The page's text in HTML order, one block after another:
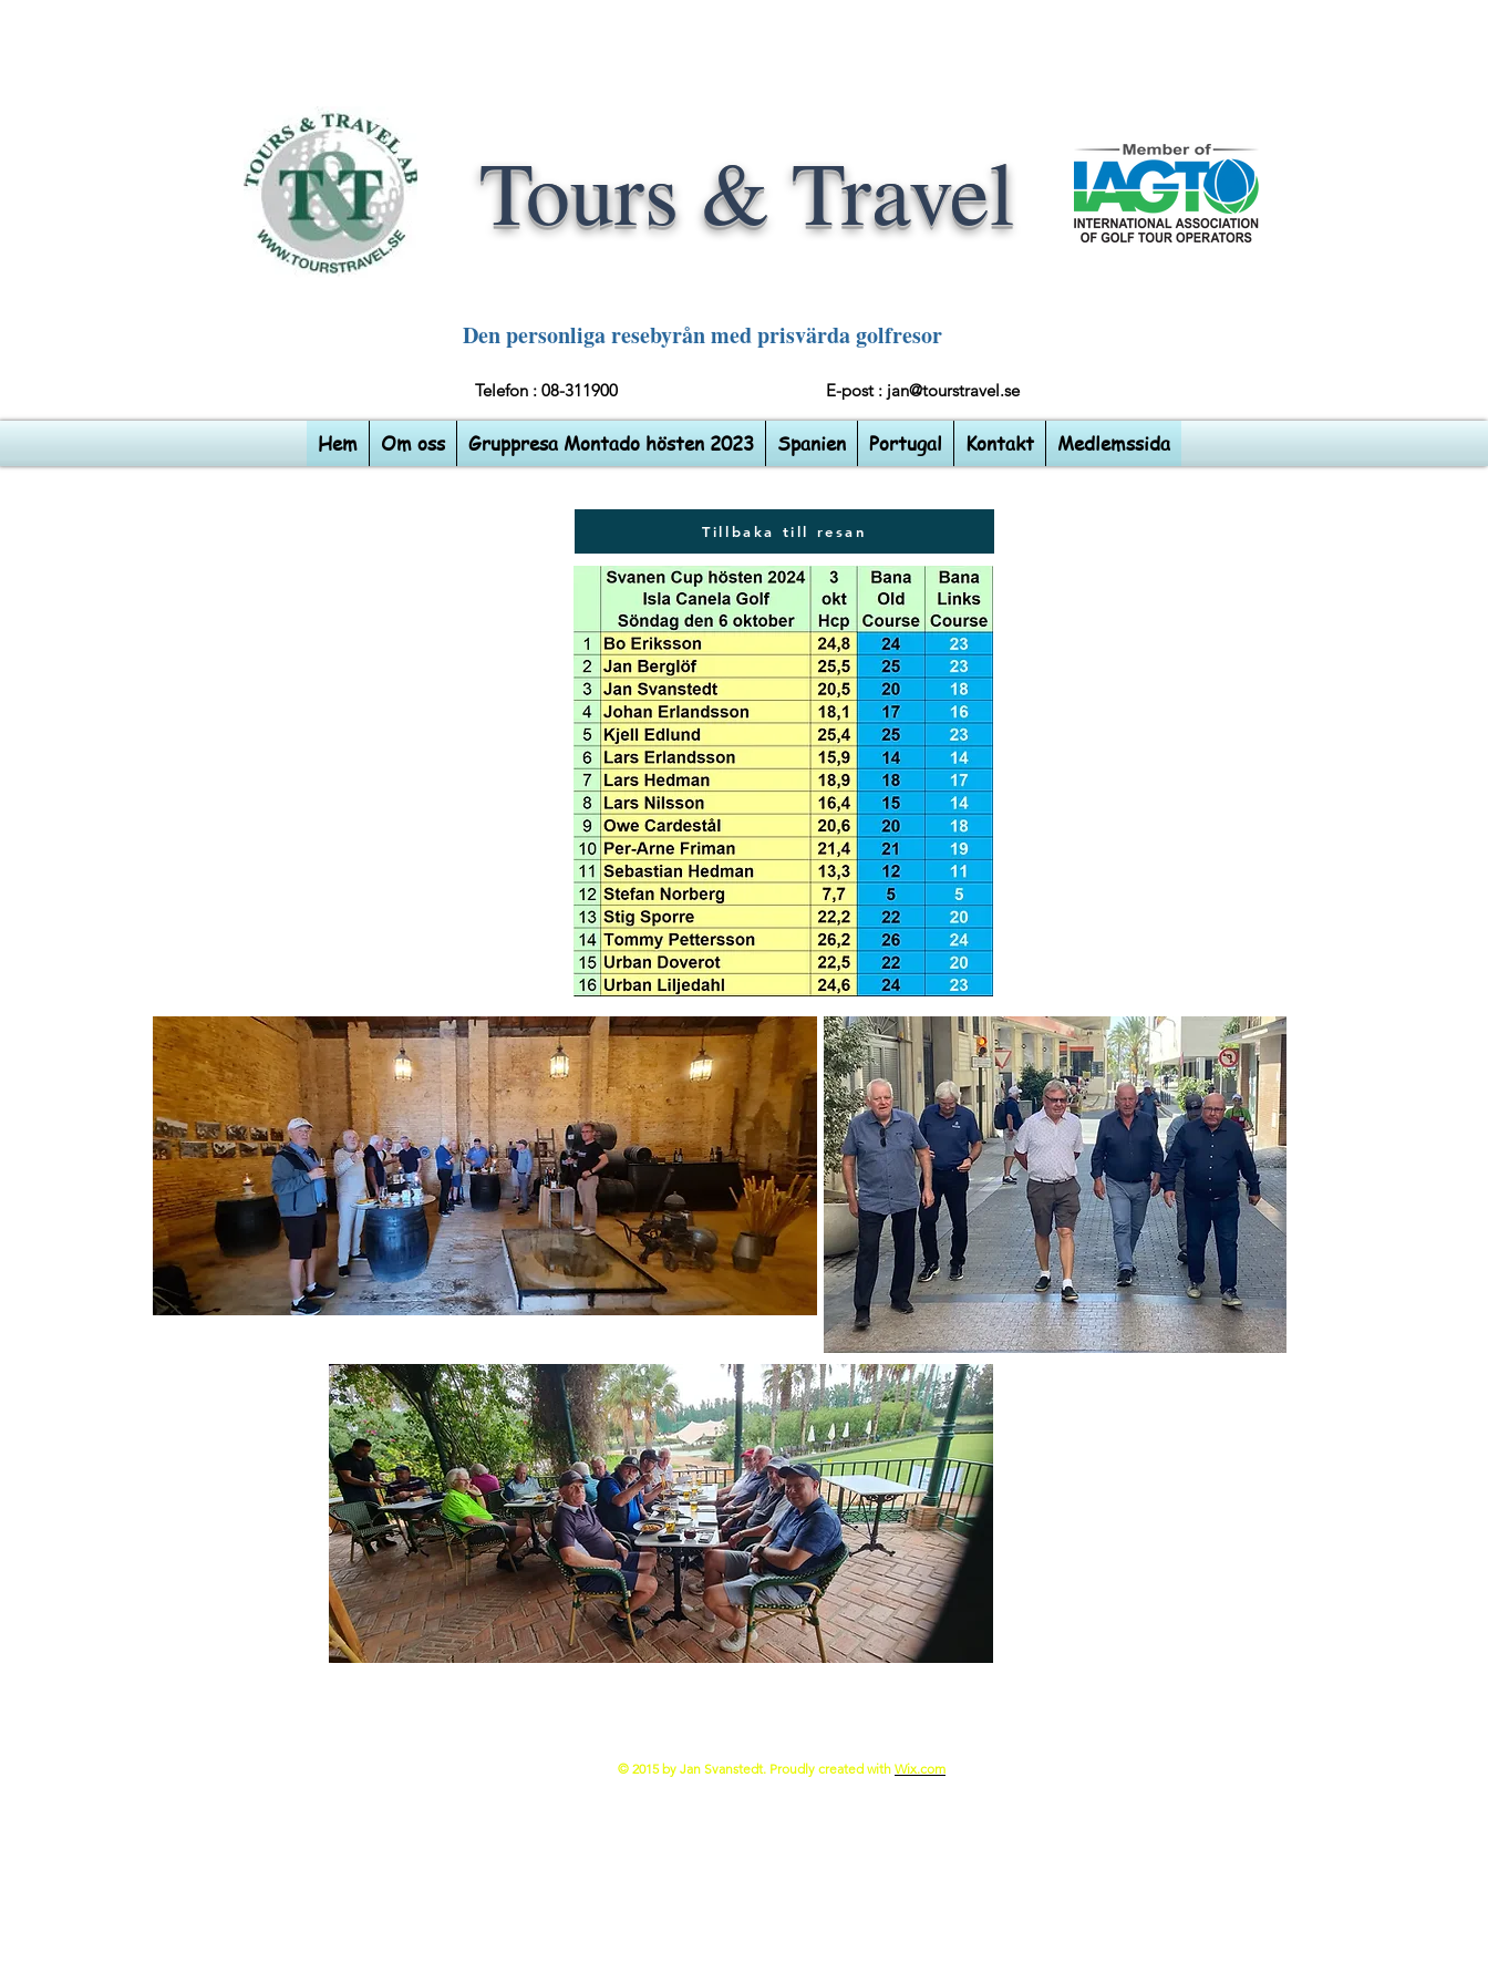
Tours & Travel
Den personliga resebyrån med prisvärda golfresor
Telefon : 08-311900 E-post : jan@tourstravel.se
Hem Om oss Gruppresa Montado hösten 2023 Spanien Portugal Kontakt Medlemssida
Tillbaka till resan
© 2015 by Jan Svanstedt. Proudly created with Wix.com